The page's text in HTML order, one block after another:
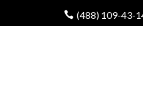
(488) 109-43-